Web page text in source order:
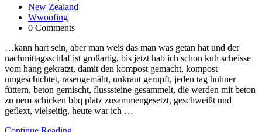
New Zealand
Wwoofing
0 Comments
…kann hart sein, aber man weis das man was getan hat und der
nachmittagsschlaf ist großartig, bis jetzt hab ich schon kuh scheisse
vom hang gekratzt, damit den kompost gemacht, kompost
umgeschichtet, rasengemäht, unkraut gerupft, jeden tag hühner
füttern, beton gemischt, flusssteine gesammelt, die werden mit beton
zu nem schicken bbq platz zusammengesetzt, geschweißt und
geflext, vielseitig, heute war ich …